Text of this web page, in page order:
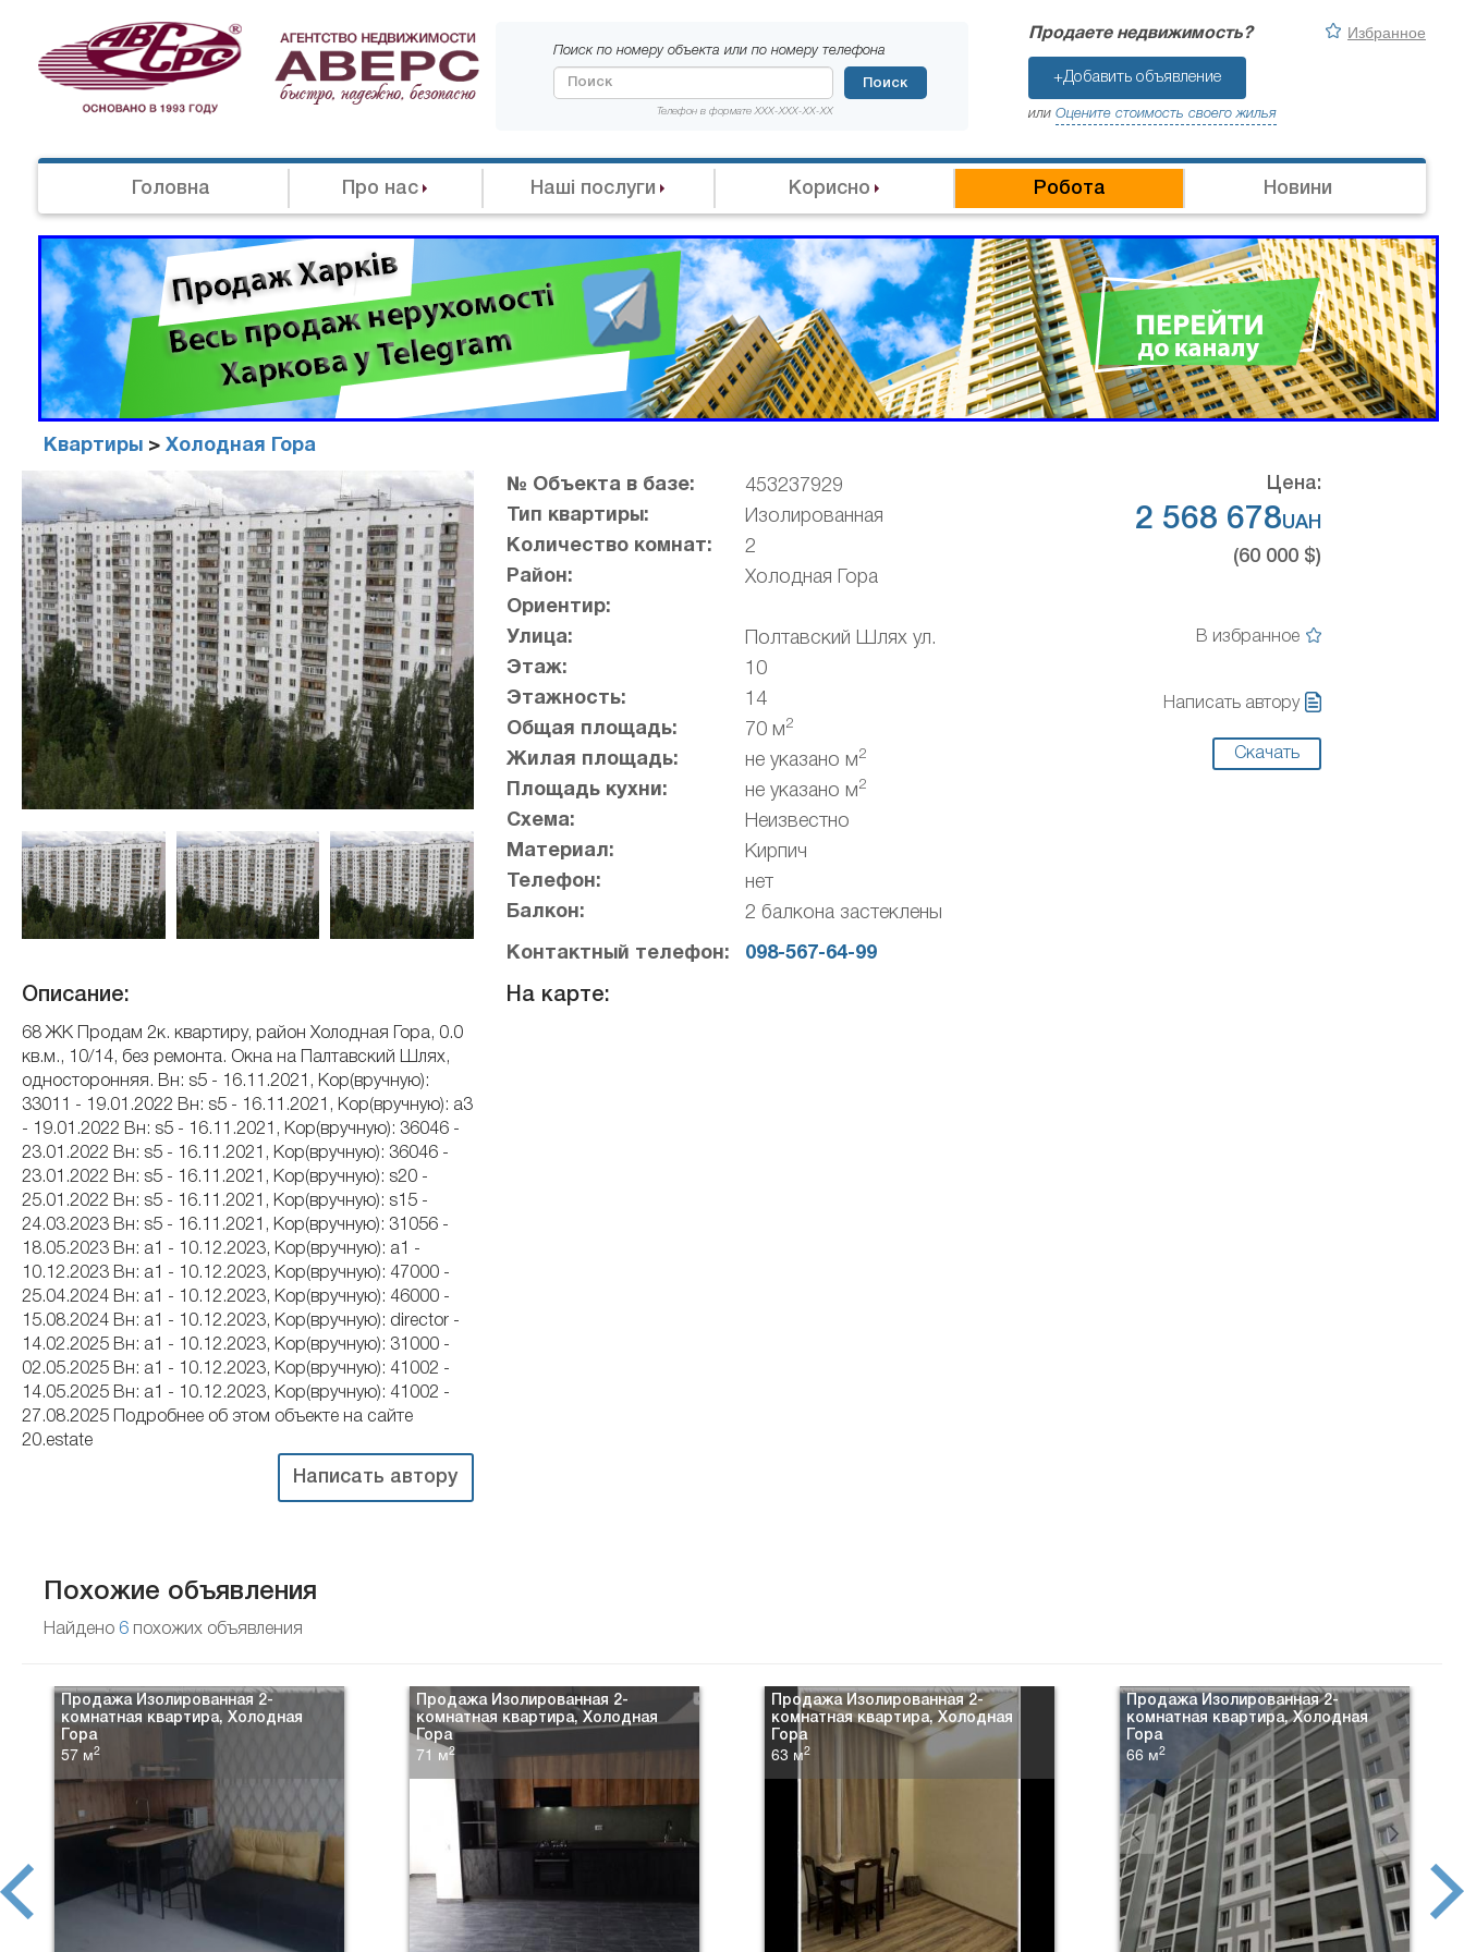
Поиск по номеру объекта или по номеру телефона
Телефон в формате XXX-XXX-XX-XX
Поиск
Продаете недвижимость?
+Добавить объявление
или Оцените стоимость своего жилья
Избранное
Головна Про нас Наші послуги Корисно Робота Новини
Квартиры > Холодная Гора
Агенство
недвижимости
"Аверс"
№ Объекта в базе: 453237929
Тип квартиры: Изолированная
Количество комнат: 2
Район: Холодная Гора
Ориентир:
Улица:
Полтавский Шлях ул.
Этаж: 10
Этажность: 14
Общая площадь: 70 м2
Жилая площадь: не указано м2
Площадь кухни: не указано м2
Схема: Неизвестно
Материал: Кирпич
Телефон: нет
Балкон: 2 балкона застеклены
Контактный телефон: 098-567-64-99
Цена:
2 568 678UAH
(60 000 $)
В избранное
Написать автору
Скачать
Описание:
68 ЖК Продам 2к. квартиру, район Холодная Гора, 0.0
кв.м., 10/14, без ремонта. Окна на Палтавский Шлях,
односторонняя. Вн: s5 - 16.11.2021, Кор(вручную):
33011 - 19.01.2022 Вн: s5 - 16.11.2021, Кор(вручную): a3
- 19.01.2022 Вн: s5 - 16.11.2021, Кор(вручную): 36046 -
23.01.2022 Вн: s5 - 16.11.2021, Кор(вручную): 36046 -
23.01.2022 Вн: s5 - 16.11.2021, Кор(вручную): s20 -
25.01.2022 Вн: s5 - 16.11.2021, Кор(вручную): s15 -
24.03.2023 Вн: s5 - 16.11.2021, Кор(вручную): 31056 -
18.05.2023 Вн: a1 - 10.12.2023, Кор(вручную): a1 -
10.12.2023 Вн: a1 - 10.12.2023, Кор(вручную): 47000 -
25.04.2024 Вн: a1 - 10.12.2023, Кор(вручную): 46000 -
15.08.2024 Вн: a1 - 10.12.2023, Кор(вручную): director -
14.02.2025 Вн: a1 - 10.12.2023, Кор(вручную): 31000 -
02.05.2025 Вн: a1 - 10.12.2023, Кор(вручную): 41002 -
14.05.2025 Вн: a1 - 10.12.2023, Кор(вручную): 41002 -
27.08.2025 Подробнее об этом объекте на сайте
20.estate
Написать автору
На карте:
Похожие объявления
Найдено 6 похожих объявления
Продажа Изолированная 2-
комнатная квартира, Холодная
Гора
57 м2
Продажа Изолированная 2-
комнатная квартира, Холодная
Гора
71 м2
Продажа Изолированная 2-
комнатная квартира, Холодная
Гора
63 м2
Продажа Изолированная 2-
комнатная квартира, Холодная
Гора
66 м2
prev
next